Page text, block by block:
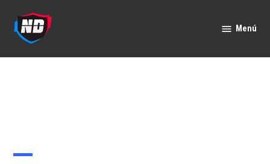
contenido
Menú